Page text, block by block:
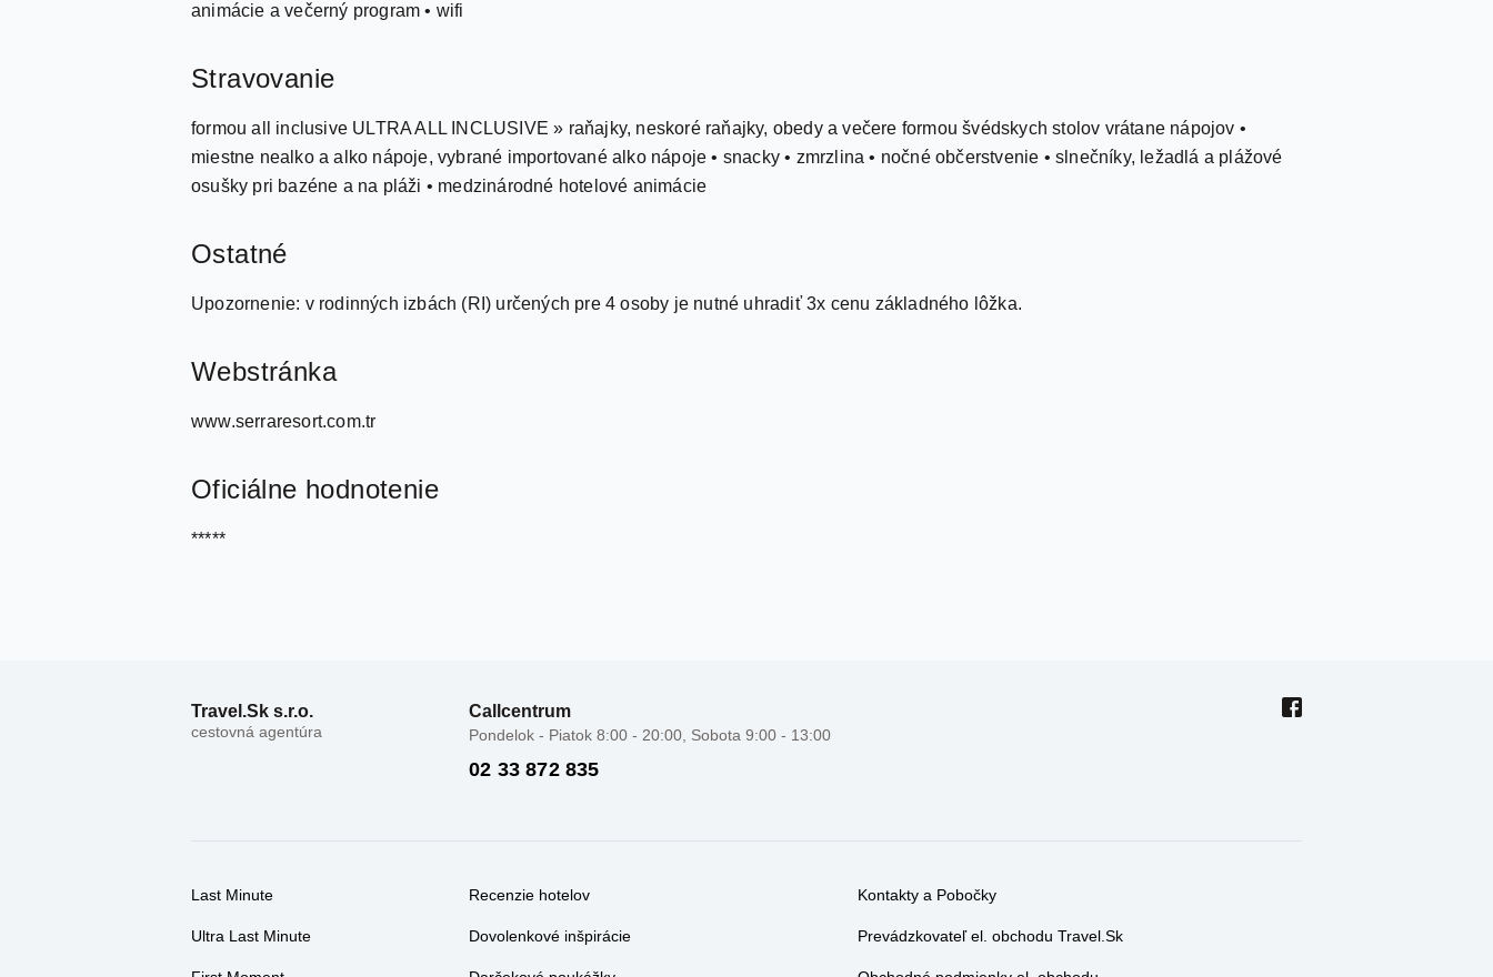
animácie a večerný program • wifi
Stravovanie
formou all inclusive ULTRA ALL INCLUSIVE » raňajky, neskoré raňajky, obedy a večere formou švédskych stolov vrátane nápojov •
miestne nealko a alko nápoje, vybrané importované alko nápoje • snacky • zmrzlina • nočné občerstvenie • slnečníky, ležadlá a plážové
osušky pri bazéne a na pláži • medzinárodné hotelové animácie
Ostatné
Upozornenie: v rodinných izbách (RI) určených pre 4 osoby je nutné uhradiť 3x cenu základného lôžka.
Webstránka
www.serraresort.com.tr
Oficiálne hodnotenie
*****
Travel.Sk s.r.o.
cestovná agentúra
Callcentrum
Pondelok - Piatok 8:00 - 20:00, Sobota 9:00 - 13:00
02 33 872 835
Last Minute
Ultra Last Minute
Recenzie hotelov
Dovolenkové inšpirácie
Kontakty a Pobočky
Prevádzkovateľ el. obchodu Travel.Sk